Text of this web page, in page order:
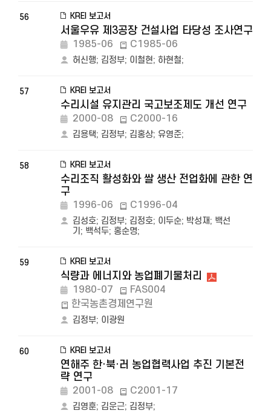
56 KREI 보고서
서울우유 제3공장 건설사업 타당성 조사연구
1985-06 C1985-06
허신행; 김정부; 이철현; 하현철;
57 KREI 보고서
수리시설 유지관리 국고보조제도 개선 연구
2000-08 C2000-16
김용택; 김정부; 김홍상; 유영준;
58 KREI 보고서
수리조직 활성화와 쌀 생산 전업화에 관한 연
구
1996-06 C1996-04
김성호; 김정부; 김정호; 이두순; 박성재; 백선
기 ; 백석두; 홍순명;
59 KREI 보고서
식량과 에너지와 농업폐기물처리
1980-07
FAS004
한국농촌경제연구원
김정부; 이광원
60 KREI 보고서
연해주 한·북·러 농업협력사업 추진 기본전
략 연구
2001-08 C2001-17
김영훈; 김운근; 김정부;